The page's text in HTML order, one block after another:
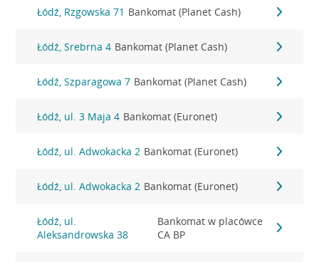
Łódź, Rzgowska 71 Bankomat (Planet Cash)
Łódź, Srebrna 4 Bankomat (Planet Cash)
Łódź, Szparagowa 7 Bankomat (Planet Cash)
Łódź, ul. 3 Maja 4 Bankomat (Euronet)
Łódź, ul. Adwokacka 2 Bankomat (Euronet)
Łódź, ul. Adwokacka 2 Bankomat (Euronet)
Łódź, ul.
Aleksandrowska 38
Bankomat w placówce
CA BP